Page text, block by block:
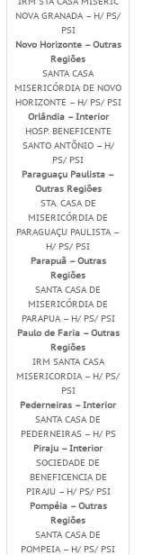
NOVA GRANADA – H/ PS/
PSI
Novo Horizonte – Outras
Regiões
SANTA CASA
MISERICÓRDIA DE NOVO
HORIZONTE – H/ PS/ PSI
Orlândia – Interior
HOSP. BENEFICENTE
SANTO ANTÔNIO – H/
PS/ PSI
Paraguaçu Paulista –
Outras Regiões
STA. CASA DE
MISERICÓRDIA DE
PARAGUAÇU PAULISTA –
H/ PS/ PSI
Parapuã – Outras
Regiões
SANTA CASA DE
MISERICÓRDIA DE
PARAPUA – H/ PS/ PSI
Paulo de Faria – Outras
Regiões
IRM SANTA CASA
MISERICORDIA – H/ PS/
PSI
Pederneiras – Interior
SANTA CASA DE
PEDERNEIRAS – H/ PS
Piraju – Interior
SOCIEDADE DE
BENEFICENCIA DE
PIRAJU – H/ PS/ PSI
Pompéia – Outras
Regiões
SANTA CASA DE
POMPEIA – H/ PS/ PSI